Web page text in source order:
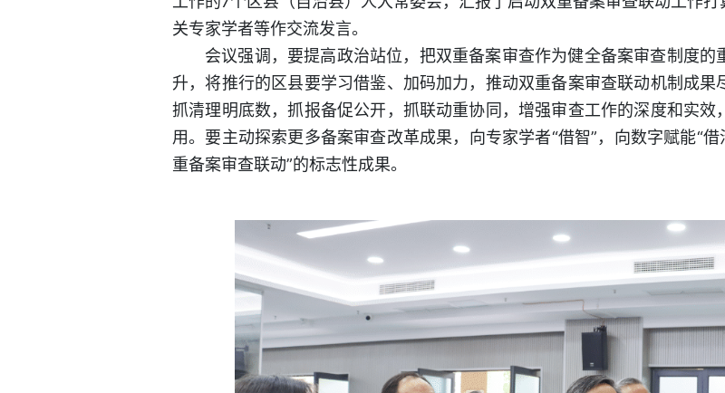
关专家学者等作交流发言。
会议强调，要提高政治站位，把双重备案审查作为健全备案审查制度
升，将推行的区县要学习借鉴、加码加力，推动双重备案审查联动机制成果
抓清理明底数，抓报备促公开，抓联动重协同，增强审查工作的深度和实
用。要主动探索更多备案审查改革成果，向专家学者“借智”，向数字赋能“
重备案审查联动”的标志性成果。